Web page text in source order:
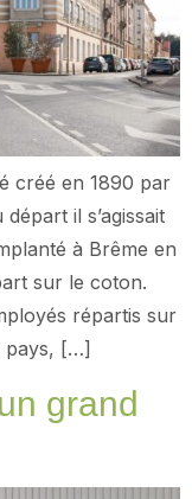
créé en 1890 par
il s’agissait
à Brême en
sur le coton.
répartis sur
pays, […]
grand